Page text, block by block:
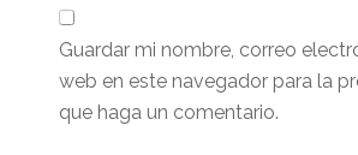
Guardar mi nombre, correo
web en este navegador para la
que haga un comentario.